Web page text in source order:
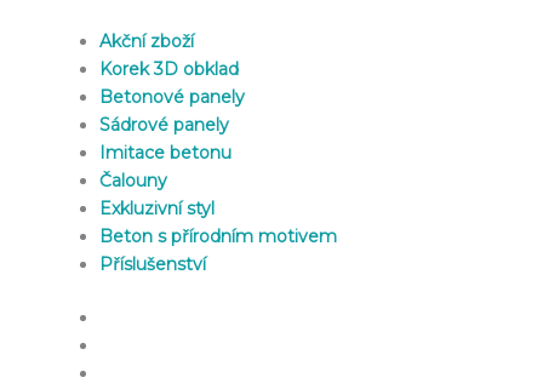
Akční zboží
Korek 3D obklad
Betonové panely
Sádrové panely
Imitace betonu
Čalouny
Exkluzivní styl
Beton s přírodním motivem
Příslušenství